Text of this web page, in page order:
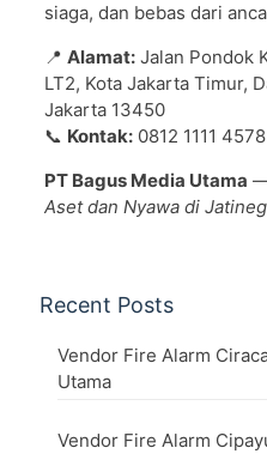
siaga, dan bebas dari
📍 Alamat:Jalan Pondok
LT2, Kota Jakarta Timur,
Jakarta 13450
📞 Kontak:0812 1111
PT Bagus Media Utama
Aset dan Nyawa di
Recent Posts
Vendor Fire Alarm
Utama
Vendor Fire Alarm